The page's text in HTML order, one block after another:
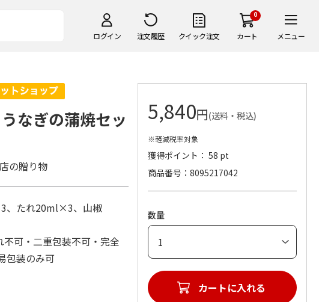
ログイン 注文履歴 クイック注文
0
カート メニュー
なぎの蒲焼セッ
の贈り物
、たれ20ml×3、山椒
可・二重包装不可・完全
包装のみ可
5,840円(送料・税込)
※軽減税率対象
獲得ポイント： 58 pt
商品番号
8095217042
数量
カートに入れる